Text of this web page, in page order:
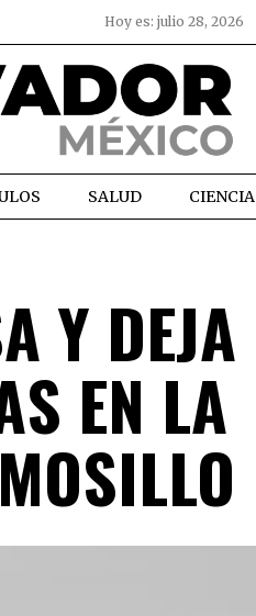
Hoy es: julio 28, 2026
SALUD CIENCIA
Y DEJA
EN LA